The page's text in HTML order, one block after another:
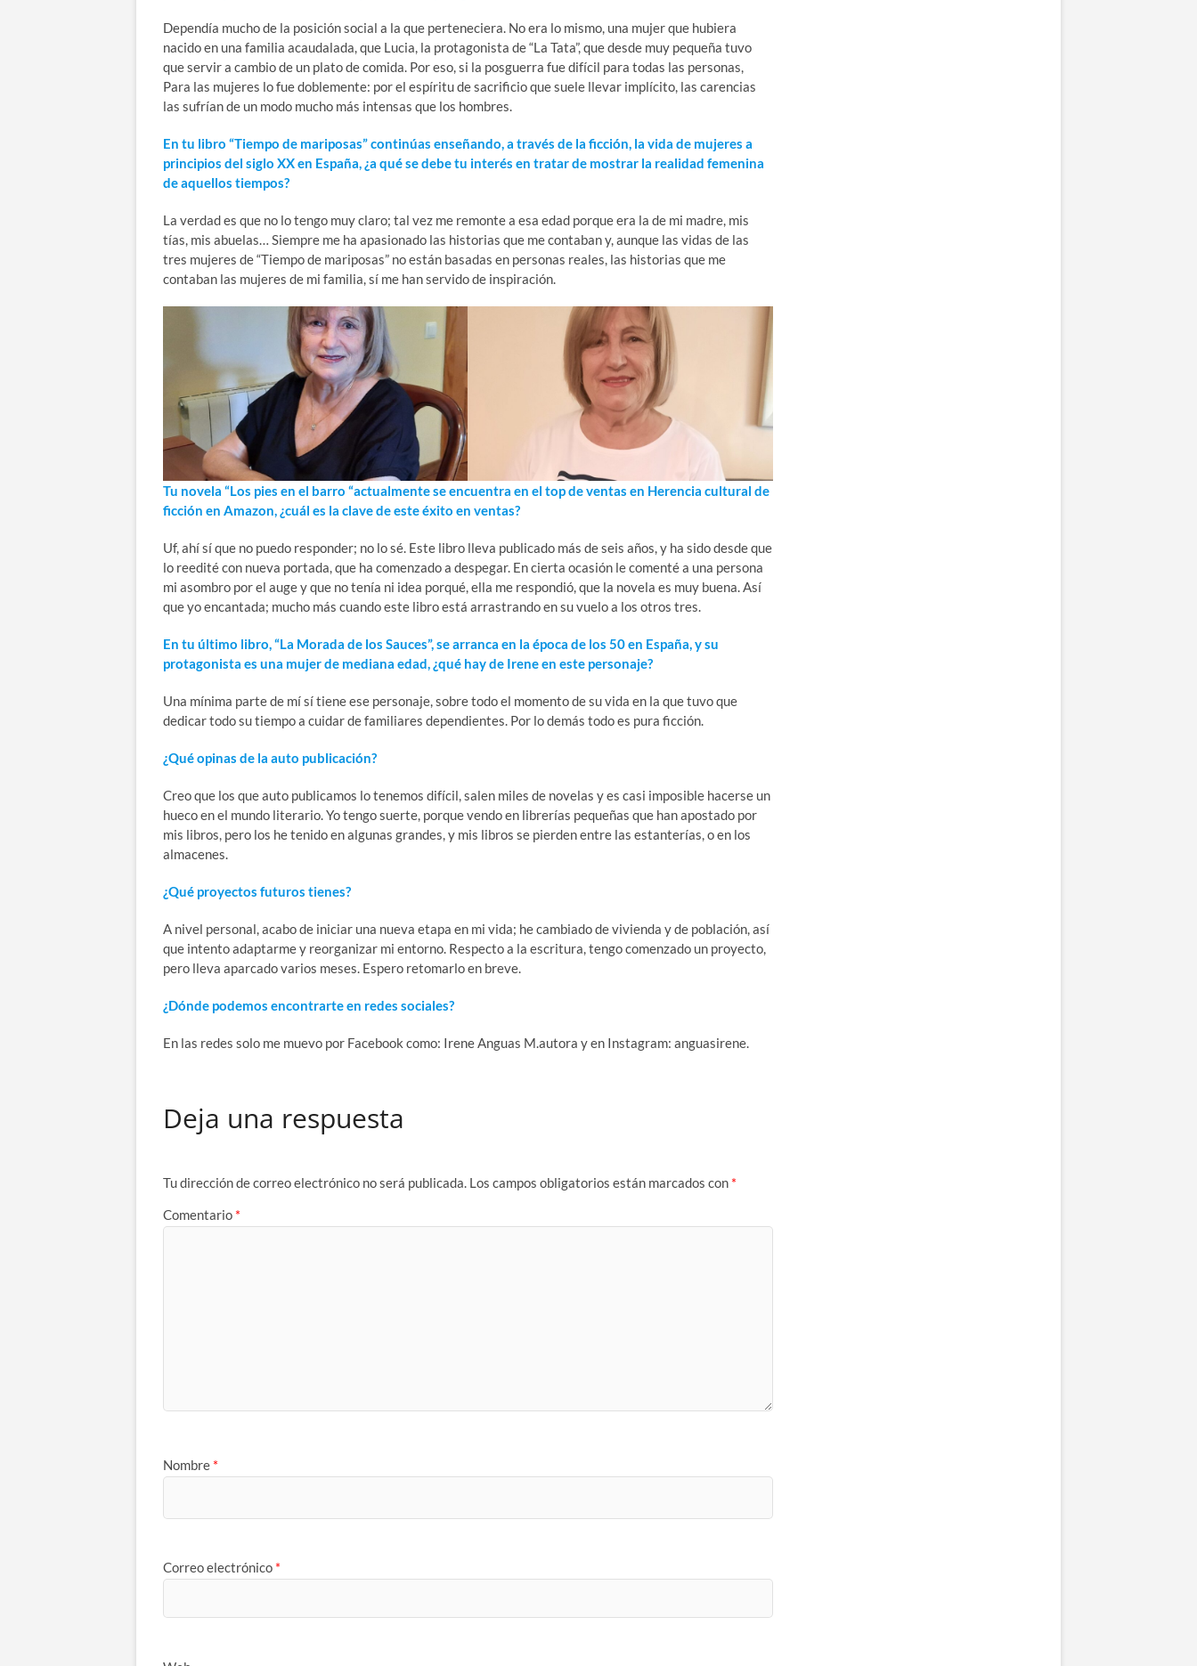
Dependía mucho de la posición social a la que perteneciera. No era lo mismo, una mujer que hubiera
nacido en una familia acaudalada, que Lucia, la protagonista de “La Tata”, que desde muy pequeña tuvo
que servir a cambio de un plato de comida. Por eso, si la posguerra fue difícil para todas las personas,
Para las mujeres lo fue doblemente: por el espíritu de sacrificio que suele llevar implícito, las carencias
las sufrían de un modo mucho más intensas que los hombres.
En tu libro “Tiempo de mariposas” continúas enseñando, a través de la ficción, la vida de mujeres a
principios del siglo XX en España, ¿a qué se debe tu interés en tratar de mostrar la realidad femenina
de aquellos tiempos?
La verdad es que no lo tengo muy claro; tal vez me remonte a esa edad porque era la de mi madre, mis
tías, mis abuelas… Siempre me ha apasionado las historias que me contaban y, aunque las vidas de las
tres mujeres de “Tiempo de mariposas” no están basadas en personas reales, las historias que me
contaban las mujeres de mi familia, sí me han servido de inspiración.
Tu novela “Los pies en el barro “actualmente se encuentra en el top de ventas en Herencia cultural de
ficción en Amazon, ¿cuál es la clave de este éxito en ventas?
Uf, ahí sí que no puedo responder; no lo sé. Este libro lleva publicado más de seis años, y ha sido desde que
lo reedité con nueva portada, que ha comenzado a despegar. En cierta ocasión le comenté a una persona
mi asombro por el auge y que no tenía ni idea porqué, ella me respondió, que la novela es muy buena. Así
que yo encantada; mucho más cuando este libro está arrastrando en su vuelo a los otros tres.
En tu último libro, “La Morada de los Sauces”, se arranca en la época de los 50 en España, y su
protagonista es una mujer de mediana edad, ¿qué hay de Irene en este personaje?
Una mínima parte de mí sí tiene ese personaje, sobre todo el momento de su vida en la que tuvo que
dedicar todo su tiempo a cuidar de familiares dependientes. Por lo demás todo es pura ficción.
¿Qué opinas de la auto publicación?
Creo que los que auto publicamos lo tenemos difícil, salen miles de novelas y es casi imposible hacerse un
hueco en el mundo literario. Yo tengo suerte, porque vendo en librerías pequeñas que han apostado por
mis libros, pero los he tenido en algunas grandes, y mis libros se pierden entre las estanterías, o en los
almacenes.
¿Qué proyectos futuros tienes?
A nivel personal, acabo de iniciar una nueva etapa en mi vida; he cambiado de vivienda y de población, así
que intento adaptarme y reorganizar mi entorno. Respecto a la escritura, tengo comenzado un proyecto,
pero lleva aparcado varios meses. Espero retomarlo en breve.
¿Dónde podemos encontrarte en redes sociales?
En las redes solo me muevo por Facebook como: Irene Anguas M.autora y en Instagram: anguasirene.
Deja una respuesta
Tu dirección de correo electrónico no será publicada. Los campos obligatorios están marcados con *
Comentario *
Nombre *
Correo electrónico *